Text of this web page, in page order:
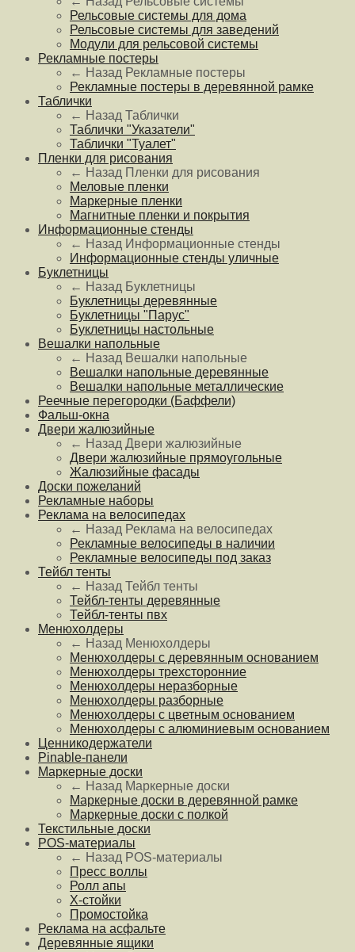
Рельсовые системы для дома
Рельсовые системы для заведений
Модули для рельсовой системы
Рекламные постеры
← Назад Рекламные постеры
Рекламные постеры в деревянной рамке
Таблички
← Назад Таблички
Таблички "Указатели"
Таблички "Туалет"
Пленки для рисования
← Назад Пленки для рисования
Меловые пленки
Маркерные пленки
Магнитные пленки и покрытия
Информационные стенды
← Назад Информационные стенды
Информационные стенды уличные
Буклетницы
← Назад Буклетницы
Буклетницы деревянные
Буклетницы "Парус"
Буклетницы настольные
Вешалки напольные
← Назад Вешалки напольные
Вешалки напольные деревянные
Вешалки напольные металлические
Реечные перегородки (Баффели)
Фальш-окна
Двери жалюзийные
← Назад Двери жалюзийные
Двери жалюзийные прямоугольные
Жалюзийные фасады
Доски пожеланий
Рекламные наборы
Реклама на велосипедах
← Назад Реклама на велосипедах
Рекламные велосипеды в наличии
Рекламные велосипеды под заказ
Тейбл тенты
← Назад Тейбл тенты
Тейбл-тенты деревянные
Тейбл-тенты пвх
Менюхолдеры
← Назад Менюхолдеры
Менюхолдеры с деревянным основанием
Менюхолдеры трехсторонние
Менюхолдеры неразборные
Менюхолдеры разборные
Менюхолдеры с цветным основанием
Менюхолдеры с алюминиевым основанием
Ценникодержатели
Pinable-панели
Маркерные доски
← Назад Маркерные доски
Маркерные доски в деревянной рамке
Маркерные доски с полкой
Текстильные доски
POS-материалы
← Назад POS-материалы
Пресс воллы
Ролл апы
Х-стойки
Промостойка
Реклама на асфальте
Деревянные ящики